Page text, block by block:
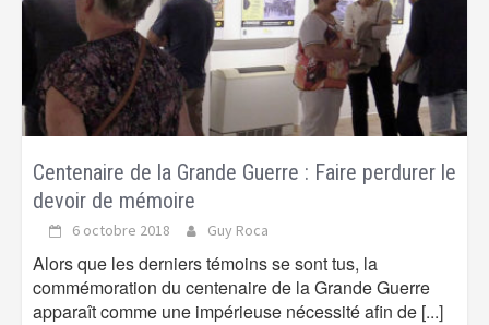
Centenaire de la Grande Guerre : Faire perdurer le
devoir de mémoire
6 octobre 2018 Guy Roca
Alors que les derniers témoins se sont tus, la
commémoration du centenaire de la Grande Guerre
apparaît comme une impérieuse nécessité afin de [...]